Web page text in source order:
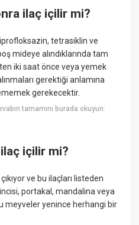
ilaç içilir mi?
tetrasiklin ve
mideye alındıklarında tam
iki saat önce veya yemek
gerektiği anlamına
gerekecektir.
tamamını burada okuyun:
içilir mi?
ve bu ilaçları listeden
portakal, mandalina veya
meyveler yenince herhangi bir